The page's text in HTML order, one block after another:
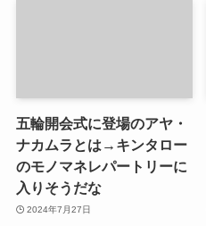
五輪開会式に登場のアヤ・
ナカムラとは→キンタロー
のモノマネレパートリーに
入りそうだな
2024年7月27日